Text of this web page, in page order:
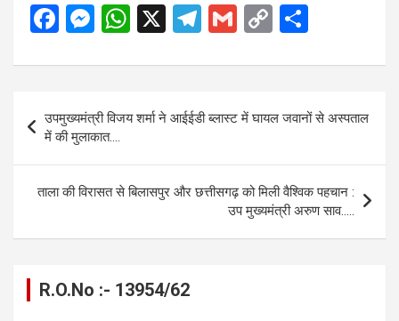
F
ce
o
o
k
M
se
n
g
er
W
at
A
p
p
X
T
e
gr
a
m
G
ail
C
py
n
k
ar
e
navigation
उपमुख्यमंत्री विजय शर्मा ने आईईडी ब्लास्ट में घायल जवानों से अस्पताल
में की मुलाकात….
ताला की विरासत से बिलासपुर और छत्तीसगढ़ को मिली वैश्विक पहचान :
उप मुख्यमंत्री अरुण साव…..
R.O.No :- 13954/62